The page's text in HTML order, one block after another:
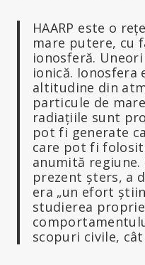
HAARP este o
mare putere, cu
ionosferă.
ionică. Ionosfera
altitudine din
particule de
radiațiile sunt
pot fi generate
care pot fi
anumită regiune.
prezent șters, a
era „un efort
studierea
scopuri civile,